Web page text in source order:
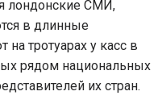
лондонские СМИ,
в длинные
тротуарах у касс в
рядом национальных
их стран.